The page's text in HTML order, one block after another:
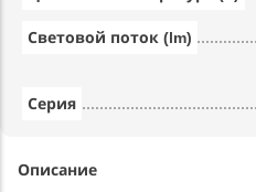
Световой поток (lm)
Серия
Описание